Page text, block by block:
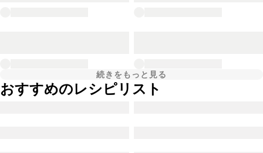
続きをもっと見る
おすすめのレシピリスト